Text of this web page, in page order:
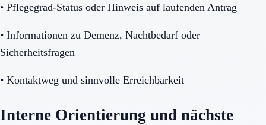
• Pflegegrad-Status oder Hinweis auf laufenden Antrag
• Informationen zu Demenz, Nachtbedarf oder
Sicherheitsfragen
• Kontaktweg und sinnvolle Erreichbarkeit
Interne Orientierung und nächste